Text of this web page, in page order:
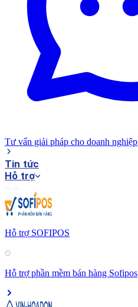
Tư vấn giải pháp cho doanh nghiệp
Tin tức
Hỗ trợ
Hỗ trợ SOFIPOS
Hỗ trợ phần mềm bán hàng Sofipos